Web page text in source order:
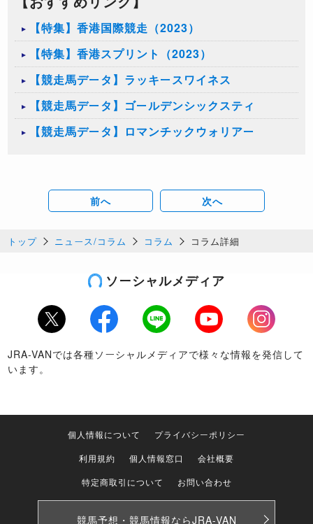
【特集】香港国際競走（2023）
【特集】香港スプリント（2023）
【競走馬データ】ラッキースワイネス
【競走馬データ】ゴールデンシックスティ
【競走馬データ】ロマンチックウォリアー
前へ 次へ
トップ ニュース/コラム コラム コラム詳細
ソーシャルメディア
Twitter Facebook LINE Youtube
Instagram
JRA-VANでは各種ソーシャルメディアで様々な情報を発信して
います。
個人情報について
プライバシーポリシー
利用規約
個人情報窓口
会社概要
特定商取引について
お問い合わせ
競馬予想・競馬情報ならJRA-VAN